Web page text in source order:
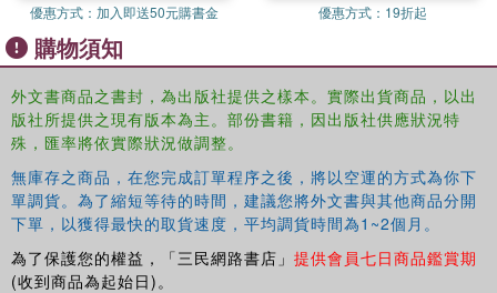
This book will primarily appeal to scholars and students
with an interest in the history of fascism, antisemitism and
the Holocaust, racism, immigration and postwar Britain.
優惠方式： 加入即送50元購書金 優惠方式： 19折起
購物須知
外文書商品之書封，為出版社提供之樣本。實際出貨商品，以出
版社所提供之現有版本為主。部份書籍，因出版社供應狀況特
殊，匯率將依實際狀況做調整。
無庫存之商品，在您完成訂單程序之後，將以空運的方式為你下
單調貨。為了縮短等待的時間，建議您將外文書與其他商品分開
下單，以獲得最快的取貨速度，平均調貨時間為1~2個月。
為了保護您的權益，「三民網路書店」 提供會員七日商品鑑賞期
(收到商品為起始日)。